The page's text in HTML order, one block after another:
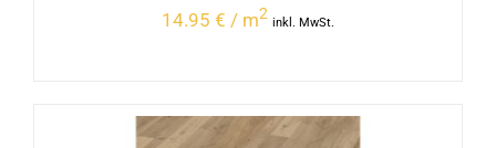
14.95 € / m2
inkl. MwSt.